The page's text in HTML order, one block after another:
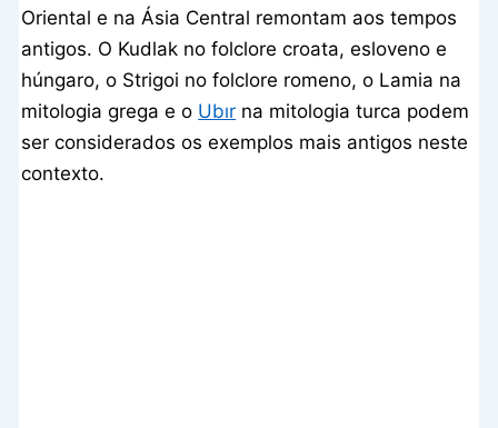
Oriental e na Ásia Central remontam aos tempos
antigos. O Kudlak no folclore croata, esloveno e
húngaro, o Strigoi no folclore romeno, o Lamia na
mitologia grega e o Ubır na mitologia turca podem
ser considerados os exemplos mais antigos neste
contexto.